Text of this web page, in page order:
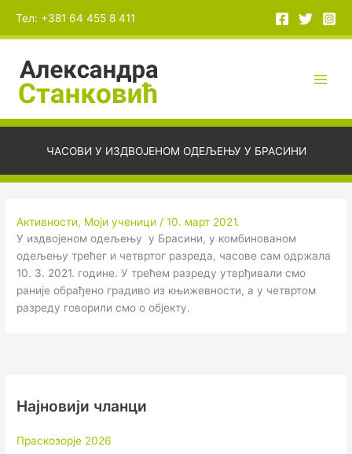
садржај
Тел: +381 64 455 8 411
ЧАСОВИ У ИЗДВОЈЕНОМ ОДЕЉЕЊУ У БРАСИНИ
Активности, Моји ученици /10. март 2021.
У издвојеном одељењу у Брасини, у комбинованом
одељењу трећег и четвртог разреда, часове сам одржала
10. 3. 2021. године. У трећем разреду утврђивали смо
раније обрађено градиво из књижевности, а у четвртом
разреду говорили смо о објекту.
Најновији чланци
Праскозорје 2026
и
в